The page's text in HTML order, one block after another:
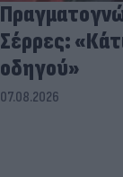
Σέρρες:
οδηγού»
07.08.2026